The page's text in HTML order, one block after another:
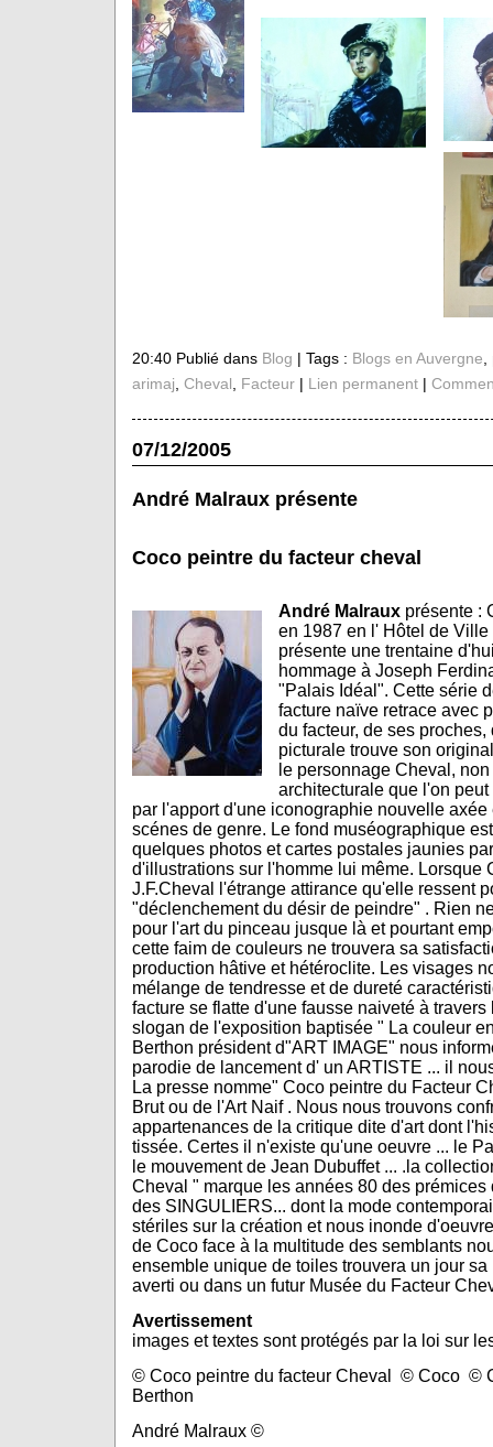
20:40 Publié dans Blog | Tags : Blogs en Auvergne
arimaj Cheval Facteur| Lien permanent|
07/12/2005
André Malraux présente
Coco peintre du facteur cheval
André Malraux présente :
en 1987 en l' Hôtel de
présente une trentaine
hommage à Joseph
"Palais Idéal". Cette série
facture naïve retrace avec
du facteur, de ses
picturale trouve son
le personnage Cheval,
architecturale que l'on
par l'apport d'une iconographie nouvelle
scénes de genre. Le fond muséographique
quelques photos et cartes postales jaunies
d'illustrations sur l'homme lui même. Lorsque
J.F.Cheval l'étrange attirance qu'elle ressent
"déclenchement du désir de peindre" . Rien
pour l'art du pinceau jusque là et pourtant
cette faim de couleurs ne trouvera sa
production hâtive et hétéroclite. Les visages
mélange de tendresse et de dureté
facture se flatte d'une fausse naiveté à
slogan de l'exposition baptisée " La couleur
Berthon président d"ART IMAGE" nous
parodie de lancement d' un ARTISTE ... il
La presse nomme" Coco peintre du Facteur
Brut ou de l'Art Naif . Nous nous trouvons
appartenances de la critique dite d'art dont
tissée. Certes il n'existe qu'une oeuvre ... le
le mouvement de Jean Dubuffet ... .la
Cheval " marque les années 80 des
des SINGULIERS... dont la mode
stériles sur la création et nous inonde
de Coco face à la multitude des semblants
ensemble unique de toiles trouvera un jour
averti ou dans un futur Musée du Facteur
Avertissement
images et textes sont protégés par la loi sur
© Coco peintre du facteur Cheval © Coco ©
Berthon
André Malraux ©